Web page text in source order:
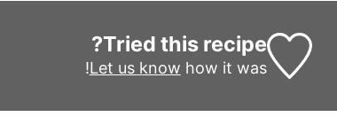
Tried this recipe?
Let us know how it was!